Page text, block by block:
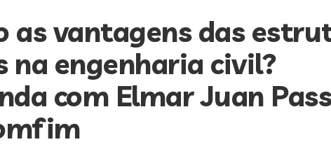
as vantagens das
na engenharia civil?
com Elmar Juan